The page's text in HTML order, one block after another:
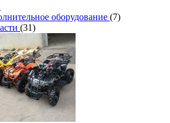
оборудование (7)
(31)